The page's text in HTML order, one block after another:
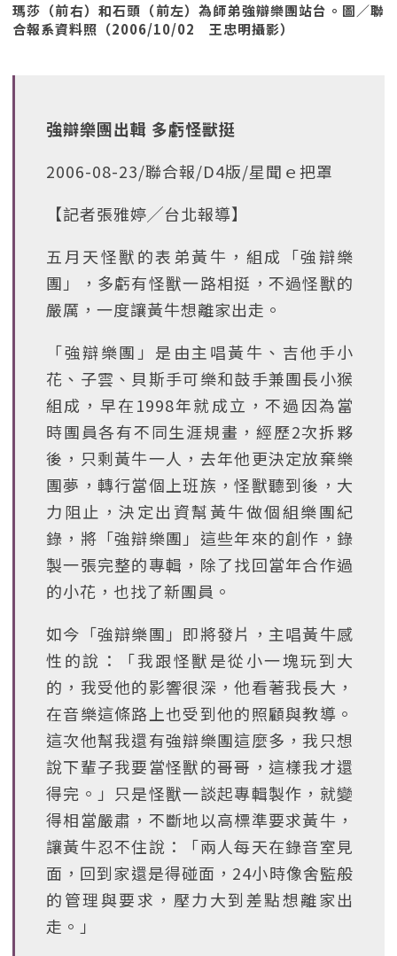
瑪莎（前右）和石頭（前左）為師弟強辯樂團站台。圖／聯
合報系資料照（2006/10/02 王忠明攝影）
強辯樂團出輯 多虧怪獸挺
2006-08-23/聯合報/D4版/星聞ｅ把罩
【記者張雅婷╱台北報導】
五月天怪獸的表弟黃牛，組成「強辯樂
團」，多虧有怪獸一路相挺，不過怪獸的
嚴厲，一度讓黃牛想離家出走。
「強辯樂團」是由主唱黃牛、吉他手小
花、子雲、貝斯手可樂和鼓手兼團長小猴
組成，早在1998年就成立，不過因為當
時團員各有不同生涯規畫，經歷2次拆夥
後，只剩黃牛一人，去年他更決定放棄樂
團夢，轉行當個上班族，怪獸聽到後，大
力阻止，決定出資幫黃牛做個組樂團紀
錄，將「強辯樂團」這些年來的創作，錄
製一張完整的專輯，除了找回當年合作過
的小花，也找了新團員。
如今「強辯樂團」即將發片，主唱黃牛感
性的說：「我跟怪獸是從小一塊玩到大
的，我受他的影響很深，他看著我長大，
在音樂這條路上也受到他的照顧與教導。
這次他幫我還有強辯樂團這麼多，我只想
說下輩子我要當怪獸的哥哥，這樣我才還
得完。」只是怪獸一談起專輯製作，就變
得相當嚴肅，不斷地以高標準要求黃牛，
讓黃牛忍不住說：「兩人每天在錄音室見
面，回到家還是得碰面，24小時像舍監般
的管理與要求，壓力大到差點想離家出
走。」